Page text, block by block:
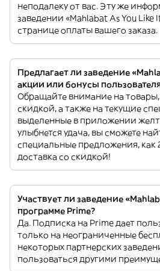
неподалеку от вас. Эту же
заведении «Mahlabat As You Like
странице оплаты вашего заказа.
Предлагает ли заведение
акции или бонусы
Обращайте внимание на
скидкой, а также на текущие
выделенные в приложении
улыбнется удача, вы сможете
специальные предложения, как
доставка со скидкой!
Участвует ли заведение
программе Prime?
Да. Подписка на Prime дает
только на неограниченные
некоторых партнерских
пользоваться другими